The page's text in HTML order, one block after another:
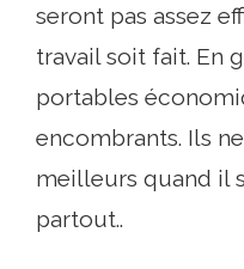
seront pas assez
travail soit fait. En
portables
encombrants. Ils
meilleurs quand il
partout..